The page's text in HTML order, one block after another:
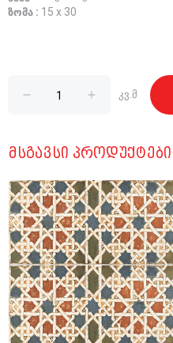
ზომა : 15 x 30
კვ.მ
ᲛᲡᲒᲐᲕᲡᲘ ᲞᲠᲝᲓᲣᲥᲢᲔᲑᲘ